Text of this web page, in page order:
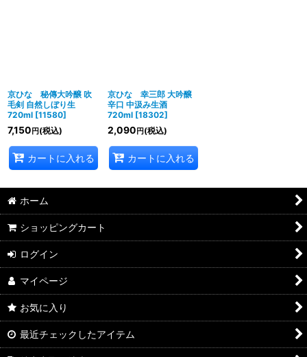
京ひな 秘傳大吟醸 吹
毛剣 自然しぼり生
720ml [11580]
7,150 円 (税込)
カートに入れる
京ひな 幸三郎 大吟醸
辛口 中汲み生酒
720ml [18302]
2,090 円(税込)
カートに入れる
ホーム
ショッピングカート
ログイン
マイページ
お気に入り
最近チェックしたアイテム